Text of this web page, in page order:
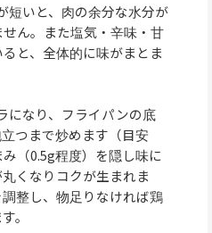
短いと、肉の余分な水分が
ん。また塩気・辛味・甘
と、全体的に味がまとま
になり、フライパンの底
つまで炒めます（目安
（0.5g程度）を隠し味に
くなりコクが生まれま
整し、物足りなければ鶏
。